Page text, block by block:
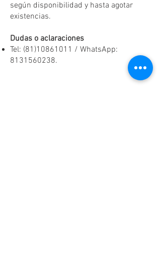
según disponibilidad y hasta agotar
existencias.
Dudas o aclaraciones
Tel: (81)10861011 / WhatsApp:
8131560238.